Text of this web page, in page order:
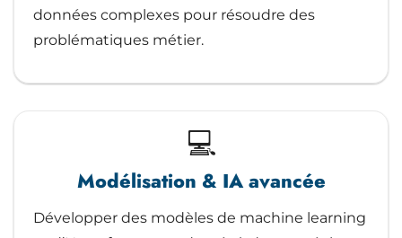
données complexes pour résoudre des
problématiques métier.
💻
Modélisation & IA avancée
Développer des modèles de machine learning